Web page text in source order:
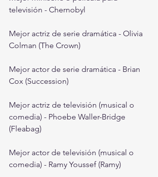
televisión - Chernobyl
Mejor actriz de serie dramática - Olivia
Colman (The Crown)
Mejor actor de serie dramática - Brian
Cox (Succession)
Mejor actriz de televisión (musical o
comedia) - Phoebe Waller-Bridge
(Fleabag)
Mejor actor de televisión (musical o
comedia) - Ramy Youssef (Ramy)